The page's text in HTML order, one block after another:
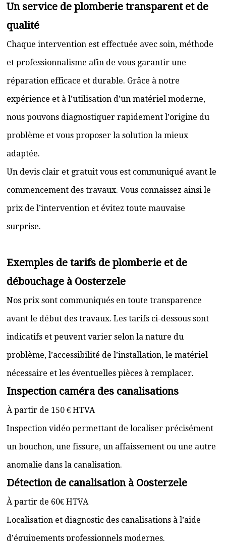
Un service de plomberie transparent et de
qualité
Chaque intervention est effectuée avec soin, méthode
et professionnalisme afin de vous garantir une
réparation efficace et durable. Grâce à notre
expérience et à l’utilisation d’un matériel moderne,
nous pouvons diagnostiquer rapidement l’origine du
problème et vous proposer la solution la mieux
adaptée.
Un devis clair et gratuit vous est communiqué avant le
commencement des travaux. Vous connaissez ainsi le
prix de l’intervention et évitez toute mauvaise
surprise.
Exemples de tarifs de plomberie et de
débouchage à Oosterzele
Nos prix sont communiqués en toute transparence
avant le début des travaux. Les tarifs ci-dessous sont
indicatifs et peuvent varier selon la nature du
problème, l’accessibilité de l’installation, le matériel
nécessaire et les éventuelles pièces à remplacer.
Inspection caméra des canalisations
À partir de 150 € HTVA
Inspection vidéo permettant de localiser précisément
un bouchon, une fissure, un affaissement ou une autre
anomalie dans la canalisation.
Détection de canalisation à Oosterzele
À partir de 60€ HTVA
Localisation et diagnostic des canalisations à l’aide
d’équipements professionnels modernes.